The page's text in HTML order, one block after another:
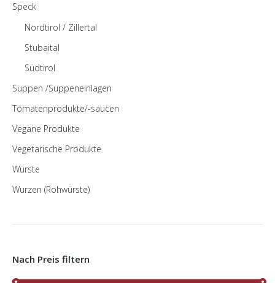
Speck
Nordtirol / Zillertal
Stubaital
Südtirol
Suppen /Suppeneinlagen
Tomatenprodukte/-saucen
Vegane Produkte
Vegetarische Produkte
Würste
Wurzen (Rohwürste)
Nach Preis filtern